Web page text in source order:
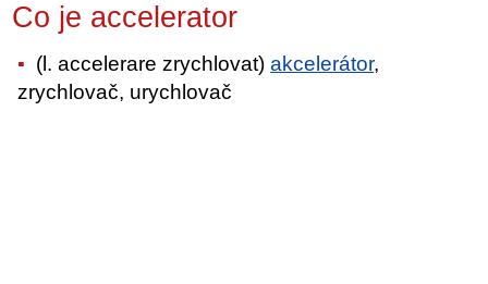
Co je accelerator
(l. accelerare zrychlovat)akcelerátor,
zrychlovač, urychlovač